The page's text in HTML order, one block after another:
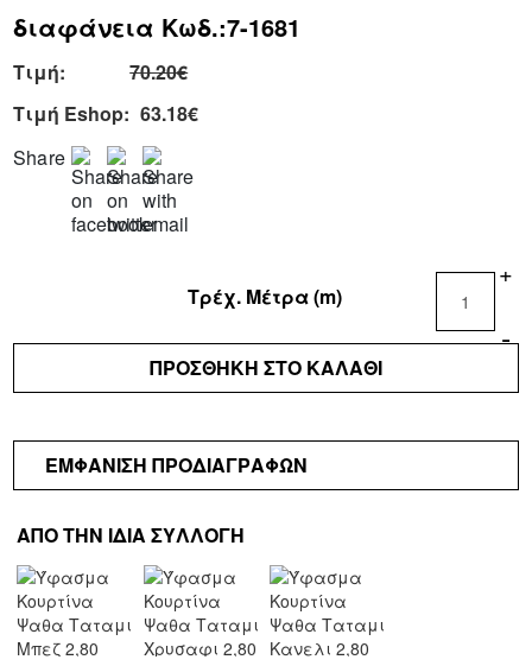
διαφάνεια Κωδ.:7-1681
Τιμή:
70.20€
Τιμή Eshop: 63.18€
Share
Τρέχ. Μέτρα (m)
+
-
ΠΡΟΣΘΗΚΗ ΣΤΟ ΚΑΛΑΘΙ
ΕΜΦΑΝΙΣΗ ΠΡΟΔΙΑΓΡΑΦΩΝ
ΑΠΟ ΤΗΝ ΙΔΙΑ ΣΥΛΛΟΓΗ
ΙΣΤΟΛΟΓΙΟ
ΝΕΑ
ΕΡΓΑ
Beach
Clubs
Εστιατόρια
Κατοικίες
Ξενοδοχεία
Σκάφη
ΟΙΚΟΙ
ESHOP
ΚΟΥΡΤΙΝΕΣ
ΥΦΑΣΜΑΤΑ
ΕΠΙΠΛΩΣΕΩΝ